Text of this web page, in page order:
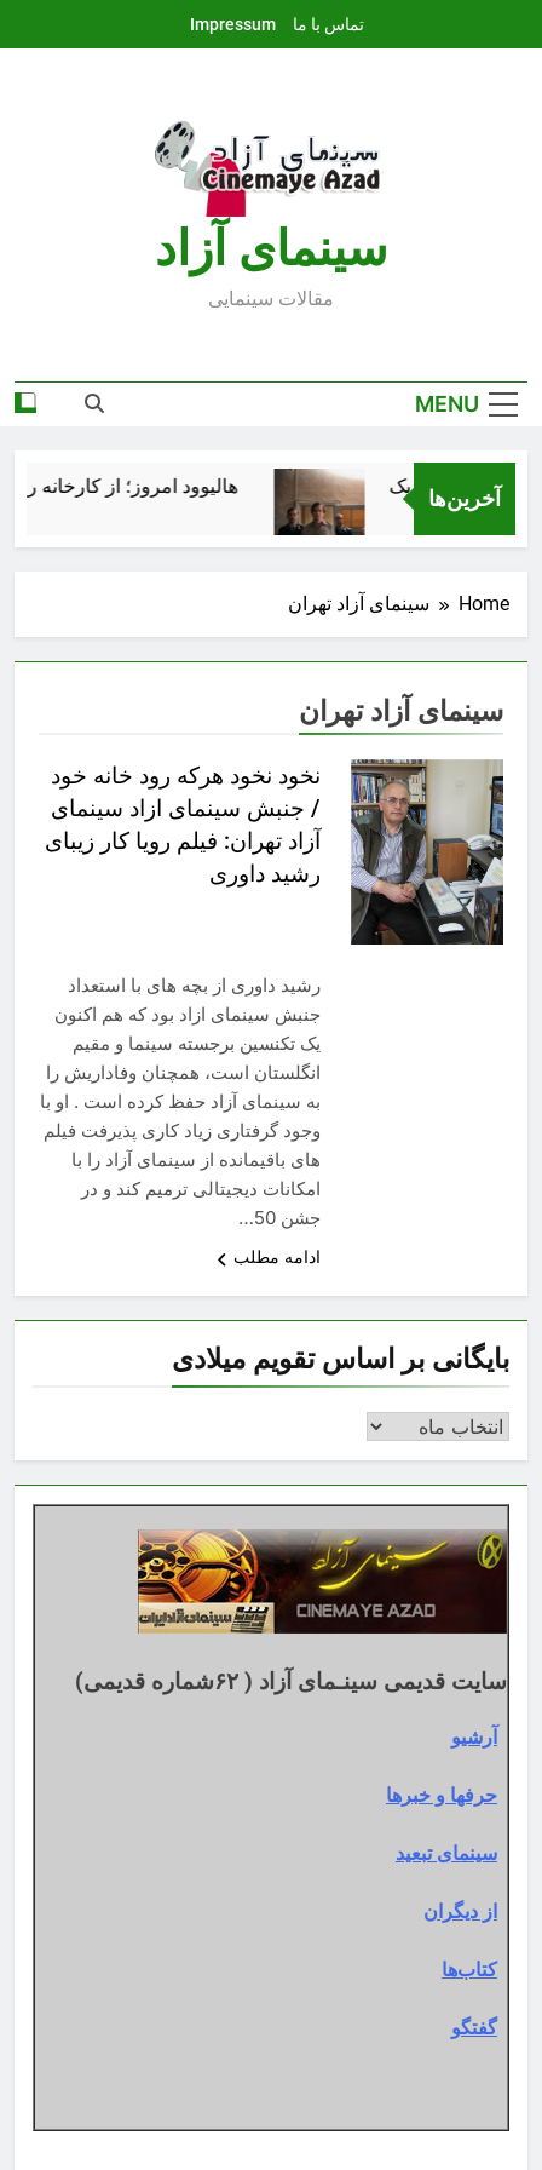
تماس با ما Impressum
سينماى آزاد
مقالات سينمايى
MENU
آخرین‌ها هالیوود امروز؛ از کارخانه
Home سینمای آزاد تهران
سینمای آزاد تهران
نخود نخود هرکه رود خانه خود
/ جنبش سینمای ازاد سینمای
آزاد تهران: فیلم رویا کار زیبای
رشید داوری
رشید داوری از بچه های با استعداد
جنبش سینمای ازاد بود که هم اکنون
یک تکنسین برجسته سینما و مقیم
انگلستان است، همچنان وفاداریش را
به سینمای آزاد حفظ کرده است . او با
وجود گرفتاری زیاد کاری پذیرفت فیلم
های باقیمانده از سینمای آزاد را با
امکانات دیجیتالی ترمیم کند و در
جشن 50…
ادامه مطلب
بایگانی بر اساس تقویم میلادی
بایگانی
اساس
تقویم
میلادی
سایت قدیمی سینـمای آزاد ( ۶۲شماره قدیمی)
آرشیو
حرفها و خبرها
سینمای تبعید
از دیگران
کتاب‌ها
گفتگو